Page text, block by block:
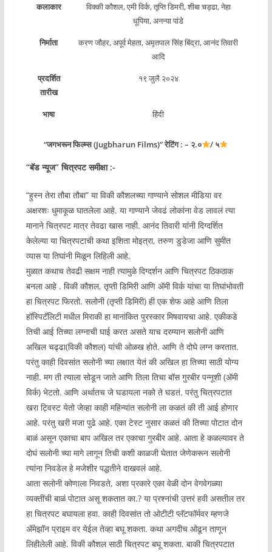
कलाकार
विक्की कौशल, एमी विर्क, तृप्ति डिमरी, शीबा चड्ढा, नेहा
धूपिया, अनन्या पांडे
निर्माता
करण जौहर, अपूर्व मेहता, अमृतपाल सिंह बिंद्रा, आनंद तिवारी
आदि
प्रदर्शित
तारीख
१९ जुलै २०२४
भाषा हिंदी
“जगभरून फिल्म्स (Jugbharun Films)” रेटिंग : – २.० / ५
“बॅड न्यूज” चित्रपट समीक्षा :-
“हुस्न तेरा तौबा तौबा” या विकी कौशलच्या गाण्याने सोशल मीडिया वर
अक्षरशः धुमाकूळ घातलेला आहे. या गाण्याने जेवढं लोकांना वेड लावलं त्या
मानाने चित्रपट मात्र तेवढा खास नाही. आनंद तिवारी यांनी दिग्दर्शित
केलेल्या या चित्रपटाची कथा इशिता मोइत्रा, तरुण डुडेजा आणि सुमीत
व्यास या तिघांनी मिळून लिहिली आहे.
मुळात कथाच तेवढी सक्षम नाही त्यामुळे दिग्दर्शन आणि चित्रपट ठिकठाक
बनला आहे . विकी कौशल, तृप्ती डिमिरी आणि अ‍ॅमी विर्क यांचा या तिघांभोवती
हा चित्रपट फिरतो. सलोनी (तृप्ती डिमिरी) ही एक शेफ आहे आणि तिला
हॉस्पिटॅलिटी मधील मिराकी हा मानांकित पुरस्कार मिषवायचा आहे. एकीकडे
तिची आई तिच्या लग्नाची घाई करत असते याच दरम्यान सलोनी आणि
अखिल चढ्ढा(विकी कौशल) यांची ओळख होते. आणि ते दोघे लग्न करतात.
परंतु काही दिवसांत सलोनी च्या लक्षात येतं की अखिल हा तिच्या साठी योग्य
नाही. मग ती त्याला सोडून जाते आणि तिला तिचा बॉस गुरबीर पन्नूशी (अ‍ॅमी
विर्क) भेटतो. आणि अर्थातच जे घडायला नको ते घडतं. परंतु चित्रपटात
खरा ट्विस्ट येतो जेव्हा काही महिन्यांत सलोनी ला कळतं की ती आई होणार
आहे. परंतु खरी मजा पुढे आहे. एका टेस्ट नुसार कळतं की तिच्या पोटात दोन
बाळं असून एकाचा बाप अखिल तर एकाचा गुरबीर आहे. आता हे कळल्यावर ते
दोघं सलोनी च्या मागे लागून तिची कशी काळजी घेतात जेणेकरून सलोनी
त्यांना निवडेल हे मजेशीर पद्धतीने दाखवलं आहे.
आता सलोनी कोणाला निवडते, अशा प्रकारे एका वेळी दोन वेगवेगळ्या
व्यक्तींची बाळं पोटात असू शकतात का.? या प्रश्नांची उत्तरं हवी असतील तर
हा चित्रपट बघायला हवा. काही दिवसांत तो ओटीटी प्लॅटफॉर्मवर म्हणजे
ॲमेझॉन प्राइम वर येईल तेव्हा बघू शकता. कथा अगदीच ओढून ताणून
लिहीलेली आहे. विकी कौशल साठी चित्रपट बघू शकता. बाकी चित्रपटात